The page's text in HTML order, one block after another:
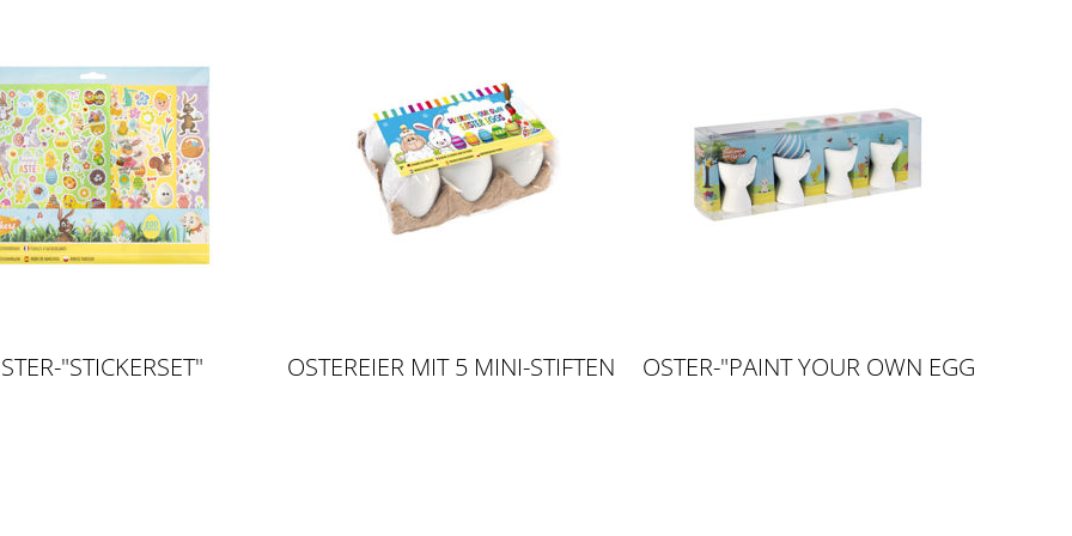
"STICKERSET" OSTEREIER MIT 5 MINI-STIFTEN
OSTER-"PAINT YOUR OWN EGG